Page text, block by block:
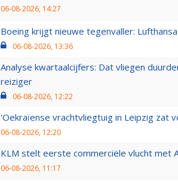
06-08-2026, 14:27
Boeing krijgt nieuwe tegenvaller:
06-08-2026, 13:36
Analyse kwartaalcijfers: Dat vliegen
reiziger
06-08-2026, 12:22
'Oekraïense vrachtvliegtuig in Leipzig zat
06-08-2026, 12:20
KLM stelt eerste commerciële vlucht met
06-08-2026, 11:17